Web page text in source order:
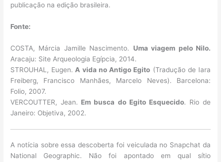
publicação na edição brasileira.
Fonte:
COSTA, Márcia Jamille Nascimento. Uma viagem pelo Nilo.
Aracaju: Site Arqueologia Egípcia, 2014.
STROUHAL, Eugen. A vida no Antigo Egito (Tradução de Iara
Freiberg, Francisco Manhães, Marcelo Neves). Barcelona:
Folio, 2007.
VERCOUTTER, Jean. Em busca do Egito Esquecido. Rio de
Janeiro: Objetiva, 2002.
A notícia sobre essa descoberta foi veiculada no Snapchat da
National Geographic. Não foi apontado em qual sítio